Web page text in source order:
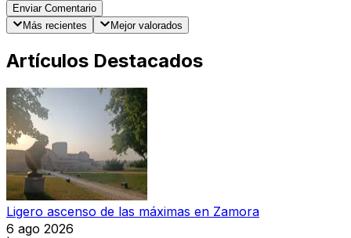
Enviar Comentario
Más recientes
Mejor valorados
Artículos Destacados
Ligero ascenso de las máximas en Zamora
6 ago 2026